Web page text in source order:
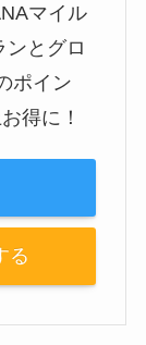
マイル
とグロ
ポイン
得に！
る